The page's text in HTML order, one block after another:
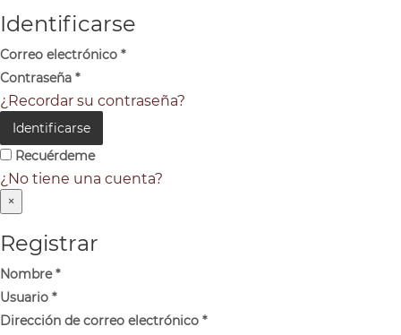
Identificarse
Correo electrónico *
Contraseña *
¿Recordar su contraseña?
Identificarse
Recuérdeme
¿No tiene una cuenta?
×
Registrar
Nombre*
Usuario *
Dirección de correo electrónico *